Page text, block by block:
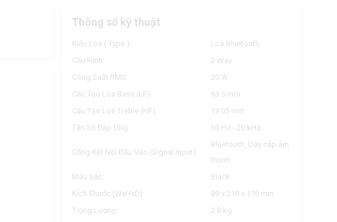
Thông số kỹ thuật
Kiểu Loa ( Type ):
Loa Bluetooth
Cấu Hình:
2 Way
Công Suất RMS:
20 W
Cấu Tạo Loa Bass (LF):
63.5 mm
Cấu Tạo Loa Treble (HF):
19.05 mm
Tần Số Đáp Ứng:
60 Hz - 20 kHz
Cổng Kết Nối Đầu Vào (Signal Input):
Bluetooth, Dây cáp âm
thanh
Màu Sắc:
Black
Kích Thước (WxHxD):
89 x 210 x 176 mm
Trọng Lượng:
2.8 kg